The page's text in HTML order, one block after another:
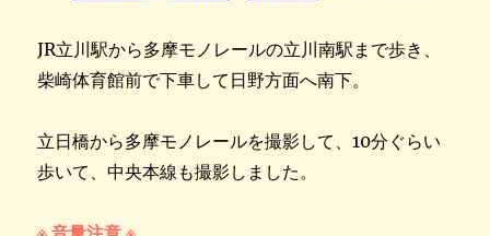
JR立川駅から多摩モノレールの立川南駅まで歩き、
柴崎体育館前で下車して日野方面へ南下。
立日橋から多摩モノレールを撮影して、10分ぐらい
歩いて、中央本線も撮影しました。